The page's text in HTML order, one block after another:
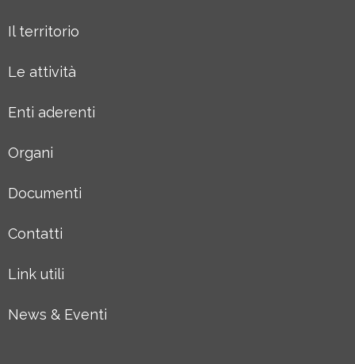
Il territorio
Le attività
Enti aderenti
Organi
Documenti
Contatti
Link utili
News & Eventi